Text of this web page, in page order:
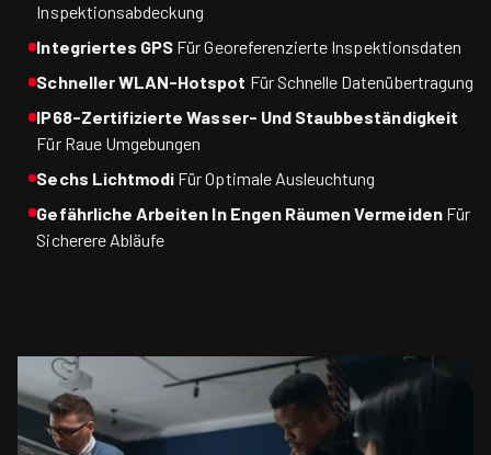
Inspektionsabdeckung
Integriertes GPS Für Georeferenzierte Inspektionsdaten
Schneller WLAN-Hotspot Für Schnelle Datenübertragung
IP68-Zertifizierte Wasser- Und Staubbeständigkeit
Für Raue Umgebungen
Sechs Lichtmodi Für Optimale Ausleuchtung
Gefährliche Arbeiten In Engen Räumen Vermeiden Für
Sicherere Abläufe